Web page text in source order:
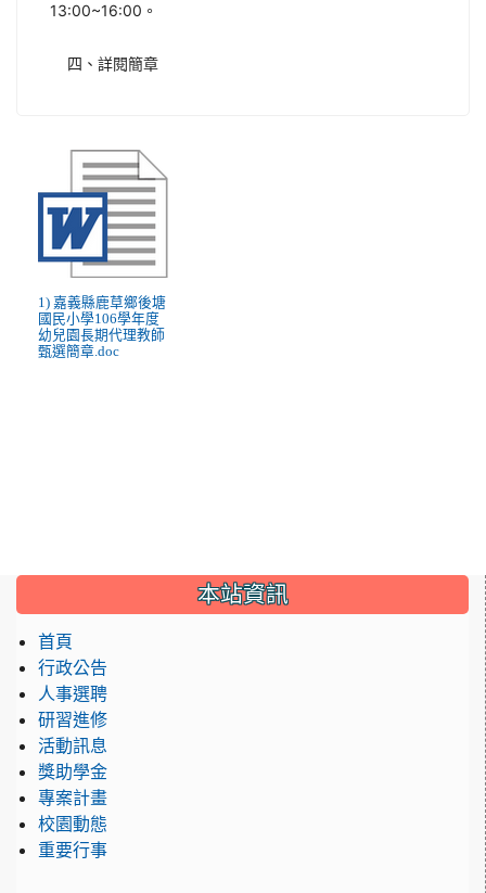
13:00~16:00。
四、詳閱簡章
1) 嘉義縣鹿草鄉後塘
國民小學106學年度
幼兒園長期代理教師
甄選簡章.doc
::: 本站資訊
首頁
行政公告
人事選聘
研習進修
活動訊息
獎助學金
專案計畫
校園動態
重要行事